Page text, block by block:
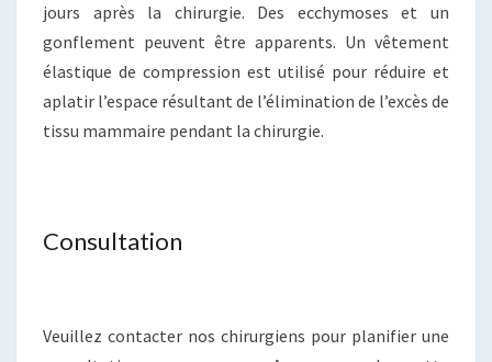
jours après la chirurgie. Des ecchymoses et un
gonflement peuvent être apparents. Un vêtement
élastique de compression est utilisé pour réduire et
aplatir l’espace résultant de l’élimination de l’excès de
tissu mammaire pendant la chirurgie.
Consultation
Veuillez contacter nos chirurgiens pour planifier une